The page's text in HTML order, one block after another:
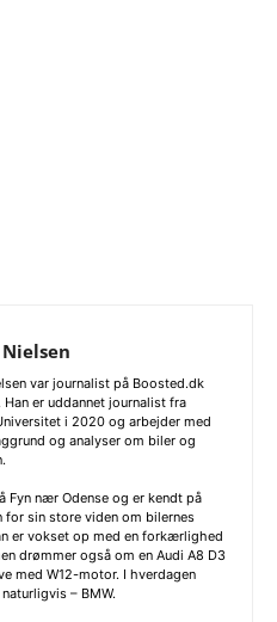
var journalist på Boosted.dk
er uddannet journalist fra
i 2020 og arbejder med
og analyser om biler og
Fyn nær Odense og er kendt på
for sin store viden om bilernes
er vokset op med en forkærlighed
drømmer også om en Audi A8 D3
med W12-motor. I hverdagen
– BMW.